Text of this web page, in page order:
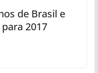
de Brasil e
2017